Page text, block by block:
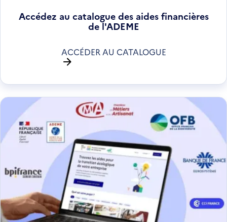
Accédez au catalogue des aides financières
de l'ADEME
ACCÉDER AU CATALOGUE